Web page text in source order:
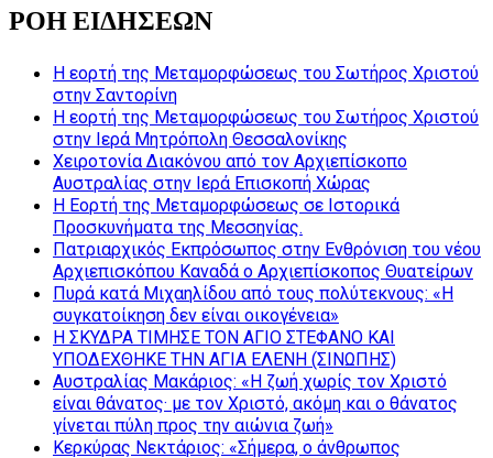
ΡΟΗ ΕΙΔΗΣΕΩΝ
Η εορτή της Μεταμορφώσεως του Σωτήρος Χριστού
στην Σαντορίνη
Η εορτή της Μεταμορφώσεως του Σωτήρος Χριστού
στην Ιερά Μητρόπολη Θεσσαλονίκης
Χειροτονία Διακόνου από τον Αρχιεπίσκοπο
Αυστραλίας στην Ιερά Επισκοπή Χώρας
Η Εορτή της Μεταμορφώσεως σε Ιστορικά
Προσκυνήματα της Μεσσηνίας.
Πατριαρχικός Εκπρόσωπος στην Ενθρόνιση του νέου
Αρχιεπισκόπου Καναδά ο Αρχιεπίσκοπος Θυατείρων
Πυρά κατά Μιχαηλίδου από τους πολύτεκνους: «Η
συγκατοίκηση δεν είναι οικογένεια»
Η ΣΚΥΔΡΑ ΤΙΜΗΣΕ ΤΟΝ ΑΓΙΟ ΣΤΕΦΑΝΟ ΚΑΙ
ΥΠΟΔΕΧΘΗΚΕ ΤΗΝ ΑΓΙΑ ΕΛΕΝΗ (ΣΙΝΩΠΗΣ)
Αυστραλίας Μακάριος: «Η ζωή χωρίς τον Χριστό
είναι θάνατος· με τον Χριστό, ακόμη και ο θάνατος
γίνεται πύλη προς την αιώνια ζωή»
Κερκύρας Νεκτάριος: «Σήμερα, ο άνθρωπος